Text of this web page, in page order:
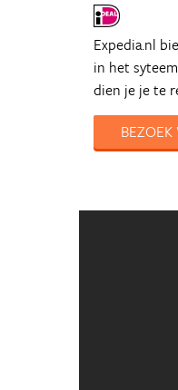
Expedia.nl
in het
dien je je te
BEZOEK